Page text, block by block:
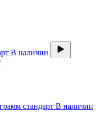
В наличии
В наличии